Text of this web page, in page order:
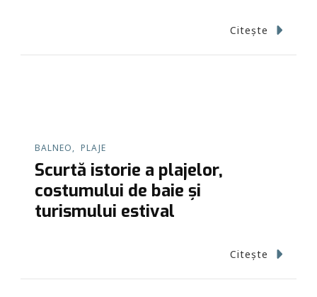
Citește
BALNEO PLAJE
Scurtă istorie a plajelor,
costumului de baie și
turismului estival
Citește